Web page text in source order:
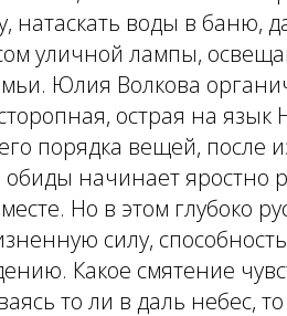
натаскать воды в баню,
уличной лампы,
Юлия Волкова
острая на язык
порядка вещей, после
начинает яростно
Но в этом глубоко
силу,
Какое смятение
то ли в даль небес,